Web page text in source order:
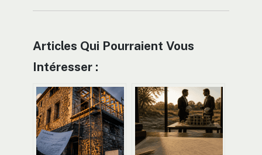
Articles Qui Pourraient Vous
Intéresser :